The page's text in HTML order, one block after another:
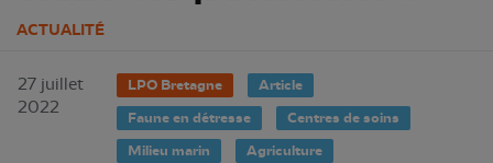
ACTUALITÉ
27 juillet
2022
LPO Bretagne
Article
Faune en détresse
Centres de soins
Milieu marin
Agriculture